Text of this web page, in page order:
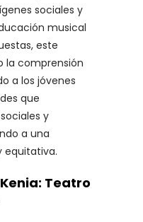
sociales y
musical
este
la comprensión
a los jóvenes
que
y
a una
equitativa.
Teatro